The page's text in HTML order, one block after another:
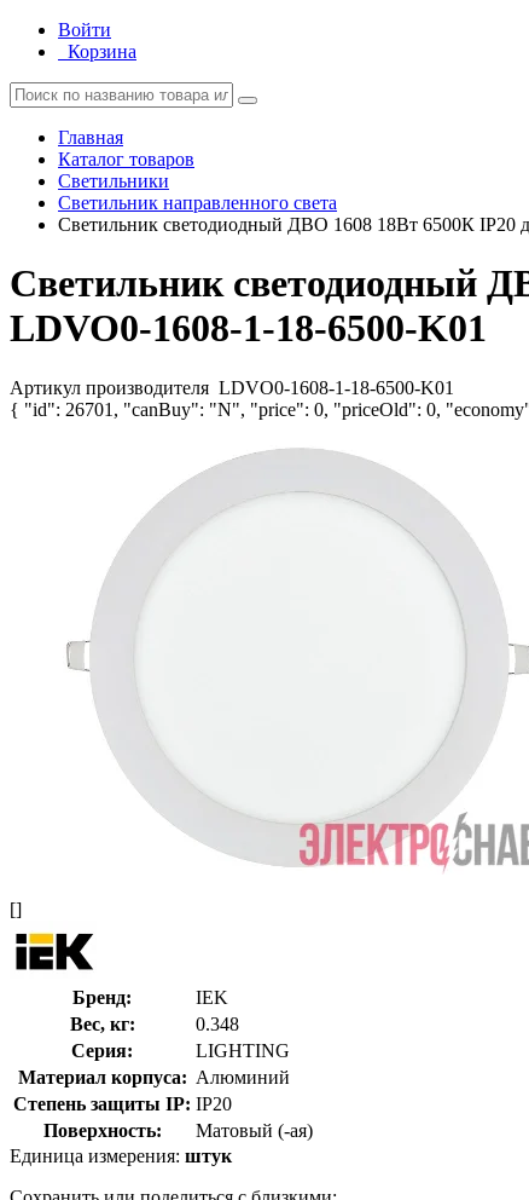
Войти
Корзина
Главная
Каталог товаров
Светильники
Светильник направленного света
Светильник светодиодный ДВО 1608 18Вт 6500К IP20
Светильник светодиодный
LDVO0-1608-1-18-6500-K01
Артикул производителя LDVO0-1608-1-18-6500-K01
{ "id": 26701, "canBuy": "N", "price": 0, "priceOld": 0,
[]
Бренд:
IEK
Вес, кг:
0.348
Серия:
LIGHTING
Материал корпуса: Алюминий
Степень защиты IP: IP20
Поверхность:
Матовый (-ая)
Единица измерения: штук